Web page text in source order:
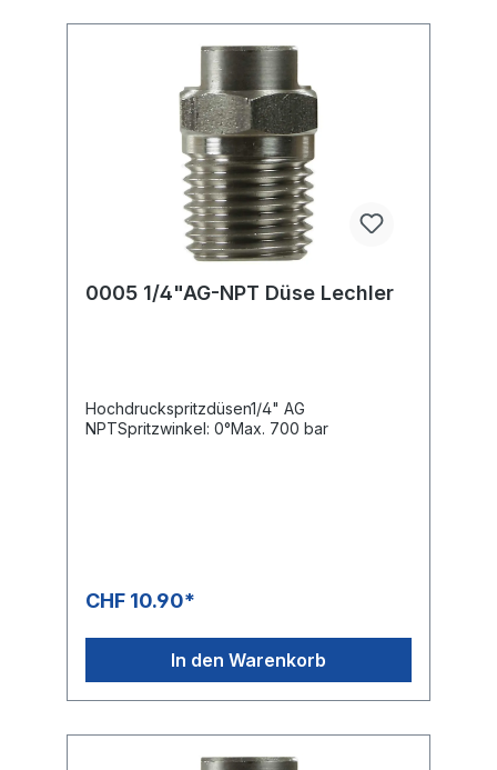
0005 1/4"AG-NPT Düse Lechler
Hochdruckspritzdüsen1/4" AG
NPTSpritzwinkel: 0°Max. 700 bar
CHF 10.90*
In den Warenkorb